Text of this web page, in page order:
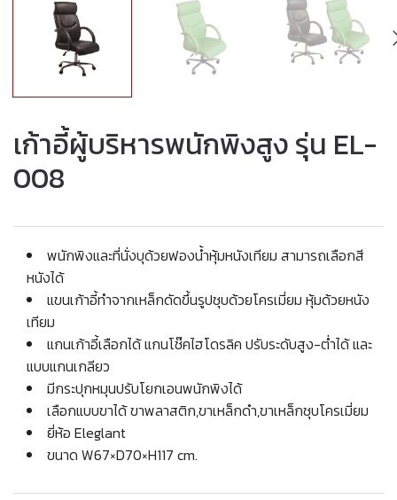
เก้าอี้ผู้บริหารพนักพิงสูง รุ่น EL-
008
พนักพิงและที่นั่งบุด้วยฟองน้ำหุ้มหนังเทียม สามารถเลือกสี
หนังได้
แขนเก้าอี้ทำจากเหล็กดัดขึ้นรูปชุบด้วยโครเมี่ยม หุ้มด้วยหนัง
เทียม
แกนเก้าอี้เลือกได้ แกนโช๊คไฮโดรลิค ปรับระดับสูง-ต่ำได้ และ
แบบแกนเกลียว
มีกระปุกหมุนปรับโยกเอนพนักพิงได้
เลือกแบบขาได้ ขาพลาสติก,ขาเหล็กดำ,ขาเหล็กชุบโครเมี่ยม
ยี่ห้อ Eleglant
ขนาด W67×D70×H117 cm.